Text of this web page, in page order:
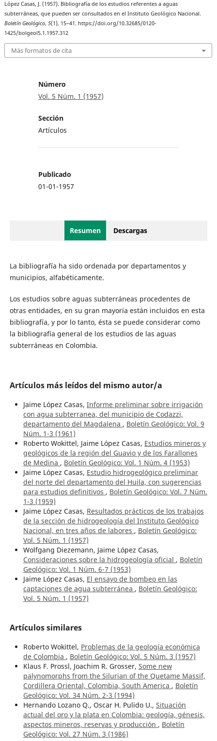
López Casas, J. (1957). Bibliografía de los estudios referentes a aguas
subterráneas, que pueden ser consultados en el Instituto Geológico Nacional.
Boletín Geológico,5(1), 15–41. https://doi.org/10.32685/0120-
1425/bolgeol5.1.1957.312
Más formatos de cita
Número
Vol. 5 Núm. 1 (1957)
Sección
Artículos
Publicado
01-01-1957
Resumen Descargas
La bibliografía ha sido ordenada por departamentos y
municipios, alfabéticamente.
Los estudios sobre aguas subterráneas procedentes de
otras entidades, en su gran mayoría están incluidos en esta
bibliografía, y por lo tanto, ésta se puede considerar como
la bibliografía general de los estudios de las aguas
subterráneas en Colombia.
Artículos más leídos del mismo autor/a
Jaime López Casas, Informe preliminar sobre irrigación
con agua subterranea, del municipio de Codazzi,
departamento del Magdalena , Boletín Geológico: Vol. 9
Núm. 1-3 (1961)
Roberto Wokittel, Jaime López Casas, Estudios mineros y
geológicos de la región del Guavio y de los Farallones
de Medina , Boletín Geológico: Vol. 1 Núm. 4 (1953)
Jaime López Casas, Estudio hidrogeológico preliminar
del norte del departamento del Huila, con sugerencias
para estudios definitivos , Boletín Geológico: Vol. 7 Núm.
1-3 (1959)
Jaime López Casas, Resultados prácticos de los trabajos
de la sección de hidrogeología del Instituto Geológico
Nacional, en tres años de labores , Boletín Geológico:
Vol. 5 Núm. 1 (1957)
Wolfgang Diezemann, Jaime López Casas,
Consideraciones sobre la hidrogeología oficial , Boletín
Geológico: Vol. 1 Núm. 6-7 (1953)
Jaime López Casas, El ensayo de bombeo en las
captaciones de agua subterránea , Boletín Geológico:
Vol. 5 Núm. 1 (1957)
Artículos similares
Roberto Wokittel, Problemas de la geología económica
de Colombia , Boletín Geológico: Vol. 5 Núm. 3 (1957)
Klaus F. Prossl, Joachim R. Grosser, Some new
palynomorphs from the Silurian of the Quetame Massif,
Cordillera Oriental, Colombia, South America , Boletín
Geológico: Vol. 34 Núm. 2-3 (1994)
Hernando Lozano Q., Oscar H. Pulido U., Situación
actual del oro y la plata en Colombia: geología, génesis,
aspectos mineros, reservas y producción , Boletín
Geológico: Vol. 27 Núm. 3 (1986)